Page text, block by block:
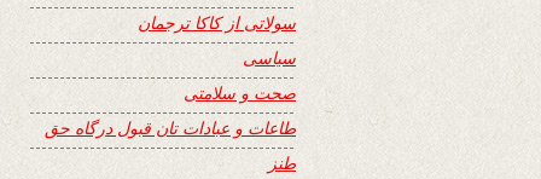
سولاتی از کاکا ترجمان
سیاسی
صحت و سلامتی
طاعات و عبادات تان قبول درگاه حق
طنز